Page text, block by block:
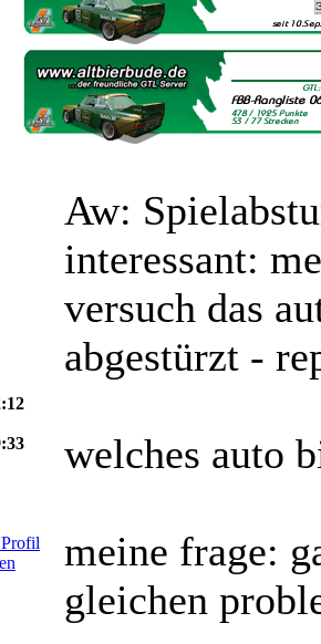
Aw:
interessant:
versuch das
abgestürzt -
welches auto
meine frage:
gleichen